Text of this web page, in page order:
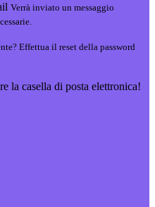
Verrà inviato un messaggio
Effettua il reset della password
la casella di posta elettronica!